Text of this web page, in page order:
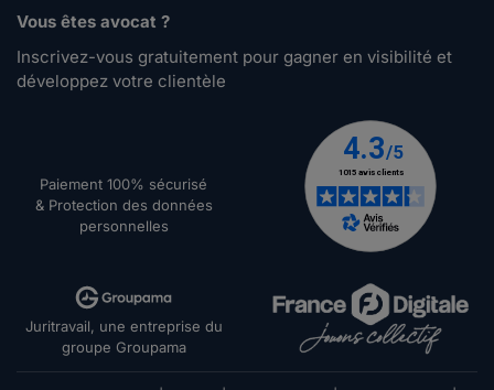
Vous êtes avocat ?
Inscrivez-vous gratuitement pour gagner en visibilité et
développez votre clientèle
Paiement 100% sécurisé
& Protection des données
personnelles
Juritravail, une entreprise du
groupe Groupama